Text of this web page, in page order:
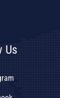
Us